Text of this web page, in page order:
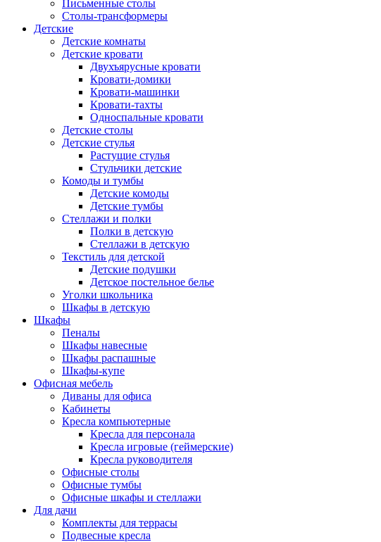
Письменные столы
Столы-трансформеры
Детские
Детские комнаты
Детские кровати
Двухъярусные кровати
Кровати-домики
Кровати-машинки
Кровати-тахты
Односпальные кровати
Детские столы
Детские стулья
Растущие стулья
Стульчики детские
Комоды и тумбы
Детские комоды
Детские тумбы
Стеллажи и полки
Полки в детскую
Стеллажи в детскую
Текстиль для детской
Детские подушки
Детское постельное белье
Уголки школьника
Шкафы в детскую
Шкафы
Пеналы
Шкафы навесные
Шкафы распашные
Шкафы-купе
Офисная мебель
Диваны для офиса
Кабинеты
Кресла компьютерные
Кресла для персонала
Кресла игровые (геймерские)
Кресла руководителя
Офисные столы
Офисные тумбы
Офисные шкафы и стеллажи
Для дачи
Комплекты для террасы
Подвесные кресла